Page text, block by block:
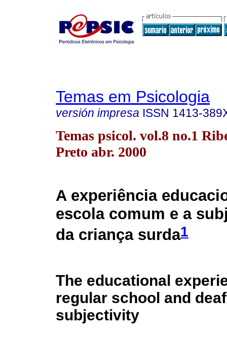
Temas em Psicologia
versión impresa ISSN 1413-
Temas psicol. vol.8 no.1
Preto abr. 2000
A experiência
escola comum e a
da criança surda1
The educational
regular school and
subjectivity